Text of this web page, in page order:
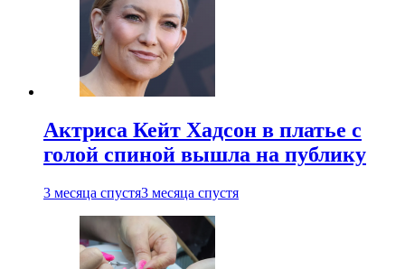
Актриса Кейт Хадсон в платье с
голой спиной вышла на публику
3 месяца спустя3 месяца спустя